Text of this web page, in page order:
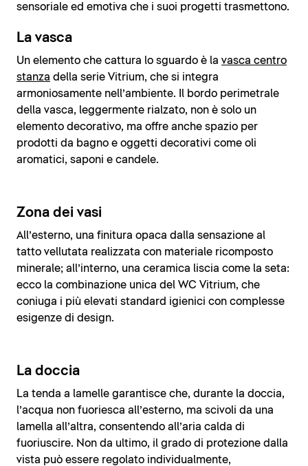
sensoriale ed emotiva che i suoi progetti trasmettono.
La vasca
Un elemento che cattura lo sguardo è la vasca centro
stanza della serie Vitrium, che si integra
armoniosamente nell’ambiente. Il bordo perimetrale
della vasca, leggermente rialzato, non è solo un
elemento decorativo, ma offre anche spazio per
prodotti da bagno e oggetti decorativi come oli
aromatici, saponi e candele.
Zona dei vasi
All’esterno, una finitura opaca dalla sensazione al
tatto vellutata realizzata con materiale ricomposto
minerale; all’interno, una ceramica liscia come la seta:
ecco la combinazione unica del WC Vitrium, che
coniuga i più elevati standard igienici con complesse
esigenze di design.
La doccia
La tenda a lamelle garantisce che, durante la doccia,
l’acqua non fuoriesca all’esterno, ma scivoli da una
lamella all’altra, consentendo all’aria calda di
fuoriuscire. Non da ultimo, il grado di protezione dalla
vista può essere regolato individualmente,